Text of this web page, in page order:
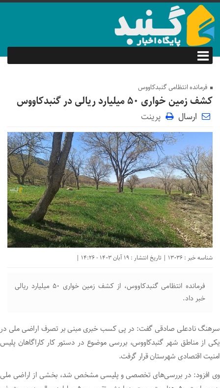
فرمانده انتظامی گنبدکاووس
کشف زمین خواری ۵۰ میلیارد ریالی در گنبدکاووس
ارسال پرینت
شناسه خبر : 13036 | تاریخ انتشار : 19 آبان 1403 - 14:26 |
فرمانده انتظامی گنبدکاووس، از کشف زمین خواری ۵۰ میلیارد ریالی
خبر داد.
سرهنگ نادعلی صادقی گفت: در پی کسب خبری مبنی بر تصرف اراضی ملی در
یکی از مناطق شهر گنبدکاووس، بررسی موضوع در دستور کار کاراگاهان پلیس
امنیت اقتصادی شهرستان قرار گرفت.
وی افزود: در بررسی‌های تخصصی و پلیسی مشخص شد، بخشی از اراضی ملی